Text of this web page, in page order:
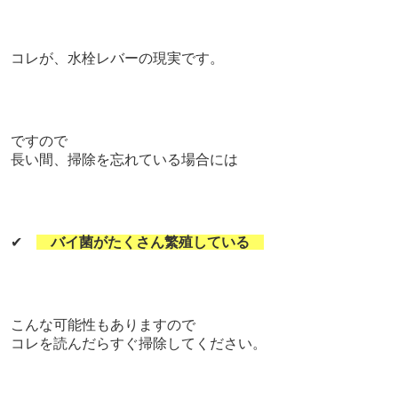
コレが、水栓レバーの現実です。
ですので
長い間、 掃除を忘れている場合には
✔ バイ菌がたくさん繁殖している
こんな可能性もありますので
コレを読んだらすぐ掃除してください。